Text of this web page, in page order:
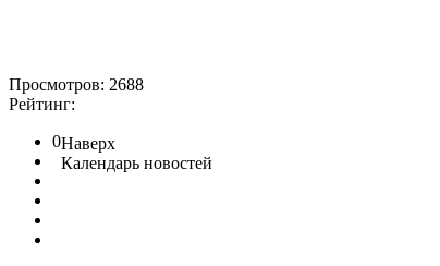
Просмотров: 2688
Рейтинг:
0Наверх
Календарь новостей